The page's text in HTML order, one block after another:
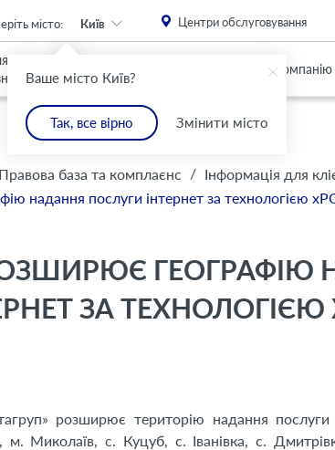
Ваше місто Київ?
Так, все вірно Змінити місто
місто: Київ Центри обслуговування
Дому
Про Компанію
Правова база та комплаєнс / Інформація для
надання послуги інтернет за технологією
ГЕОГРАФІЮ
ЗА ТЕХНОЛОГІЄЮ
розширює територію надання
Миколаїв, с. Куцуб, с. Іванівка, с.
for your browser. Please install this critical